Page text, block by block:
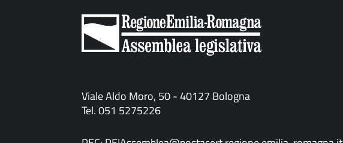
Viale Aldo Moro, 50 - 40127 Bologna
Tel. 051 5275226